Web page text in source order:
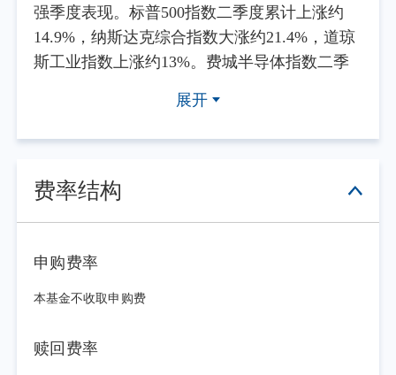
强季度表现。标普500指数二季度累计上涨约
14.9%，纳斯达克综合指数大涨约21.4%，道琼
斯工业指数上涨约13%。费城半导体指数二季
纪录。AI产业链的全面通胀是核心驱动力——
美光科技单季暴涨242%，AMD上涨186%。企
分股公司超出一季度盈利预期，为2021年以来
半年涨幅高达64.25%，创业板指上涨35.58%，
1.38%。AI算力链的烈火烹油与传统经济的寒气
PCB（印制电路板）、存储、半导体等硬件板
展开
费率结构
申购费率
本基金不收取申购费
赎回费率